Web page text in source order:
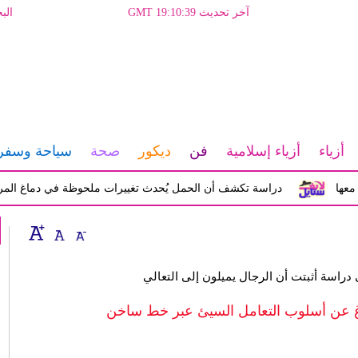
آخر تحديث GMT 19:10:39
أزياء أزياء إسلامية فن ديكور صحة سياحة
دراسة تكشف أن الحمل يُحدث تغييرات ملحوظة في دماغ المرأة تؤثر
أثبتت أن الرجال يميلون إلى التعالي
عن أسلوب التعامل السيئ عبر خط ساخن